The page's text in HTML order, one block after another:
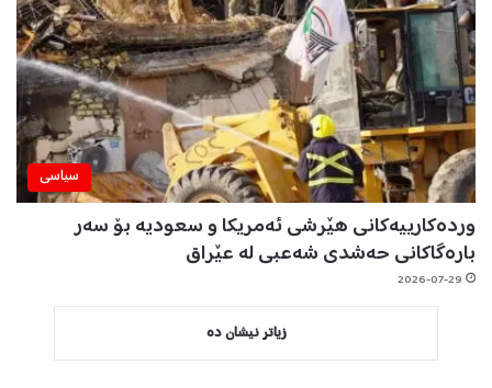
سیاسی
وردەکارییەکانی هێرشی ئەمریکا و سعودیە بۆ سەر
بارەگاکانی حەشدی شەعبی لە عێراق
2026-07-29
زیاتر نیشان دە